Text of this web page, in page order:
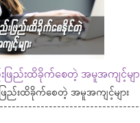
ဖြည်းထိခိုက်စေတဲ့ အမူအကျင့်မျာ
ြည်းထိခိုက်စေတဲ့ အမူအကျင့်များ